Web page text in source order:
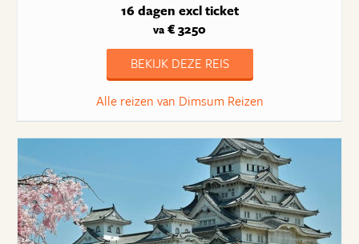
16 dagen excl ticket
va € 3250
BEKIJK DEZE REIS
Alle reizen van Dimsum Reizen